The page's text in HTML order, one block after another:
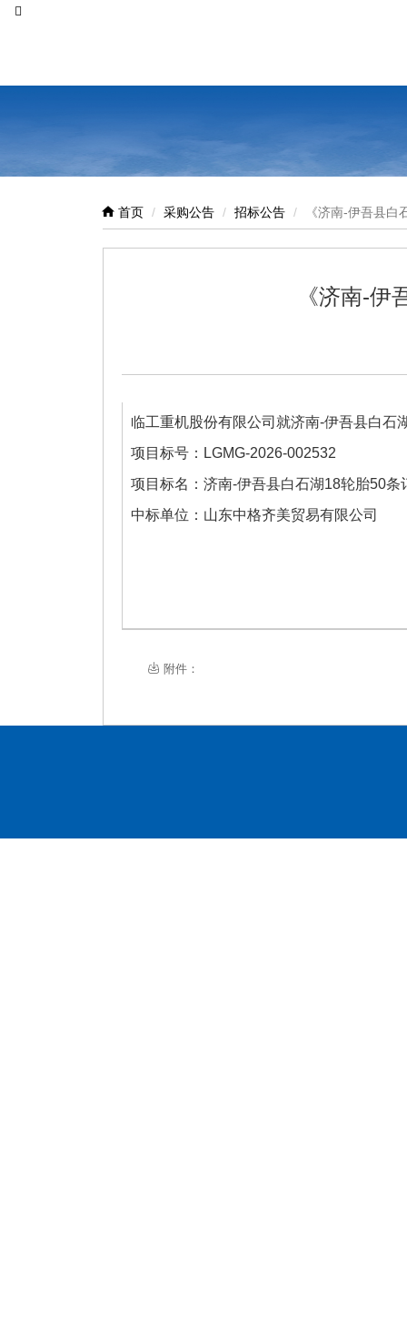
首页 采购公告 招标公告 《济南-伊吾县
《济南-
临工重机股份有限公司 就济南-伊吾县白石
项目标号： LGMG-2026-002532
项目标名：济南-伊吾县白石湖18轮胎50条
中标单位： 山东中格齐美贸易有限公司
附件：